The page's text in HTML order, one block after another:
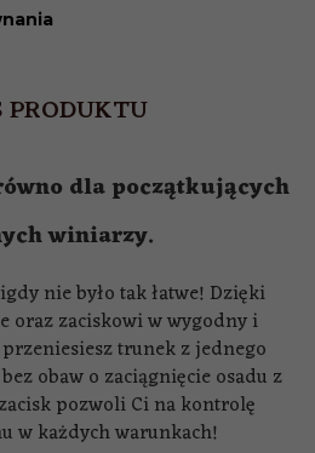
PRODUKTU
dla początkujących
winiarzy.
nie było tak łatwe! Dzięki
oraz zaciskowi w wygodny i
trunek z jednego
obaw o zaciągnięcie osadu z
pozwoli Ci na kontrolę
w każdych warunkach!